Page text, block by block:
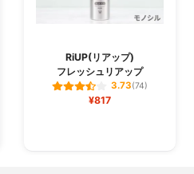
RiUP(リアップ)
フレッシュリアップ
3.73(74)
¥817